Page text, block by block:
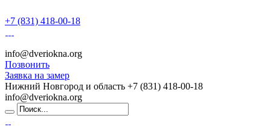
+7 (831) 418-00-18
info@dveriokna.org
Позвонить
Заявка на замер
Нижний Новгород и область +7 (831) 418-00-18
info@dveriokna.org